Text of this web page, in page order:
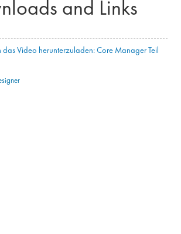
and Links
das Video herunterzuladen: Core Manager Teil